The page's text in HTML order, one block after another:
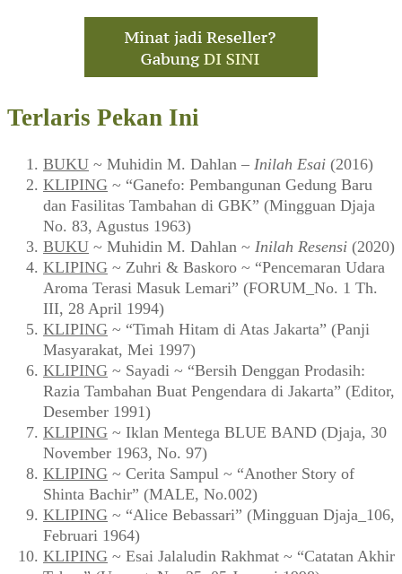
Terlaris Pekan Ini
BUKU ~ Muhidin M. Dahlan – Inilah Esai (2016)
KLIPING ~ “Ganefo: Pembangunan Gedung Baru
dan Fasilitas Tambahan di GBK” (Mingguan Djaja
No. 83, Agustus 1963)
BUKU ~ Muhidin M. Dahlan ~ Inilah Resensi (2020)
KLIPING ~ Zuhri & Baskoro ~ “Pencemaran Udara
Aroma Terasi Masuk Lemari” (FORUM_No. 1 Th.
III, 28 April 1994)
KLIPING ~ “Timah Hitam di Atas Jakarta” (Panji
Masyarakat, Mei 1997)
KLIPING ~ Sayadi ~ “Bersih Denggan Prodasih:
Razia Tambahan Buat Pengendara di Jakarta” (Editor,
Desember 1991)
KLIPING ~ Iklan Mentega BLUE BAND (Djaja, 30
November 1963, No. 97)
KLIPING ~ Cerita Sampul ~ “Another Story of
Shinta Bachir” (MALE, No.002)
KLIPING ~ “Alice Bebassari” (Mingguan Djaja_106,
Februari 1964)
KLIPING ~ Esai Jalaludin Rakhmat ~ “Catatan Akhir